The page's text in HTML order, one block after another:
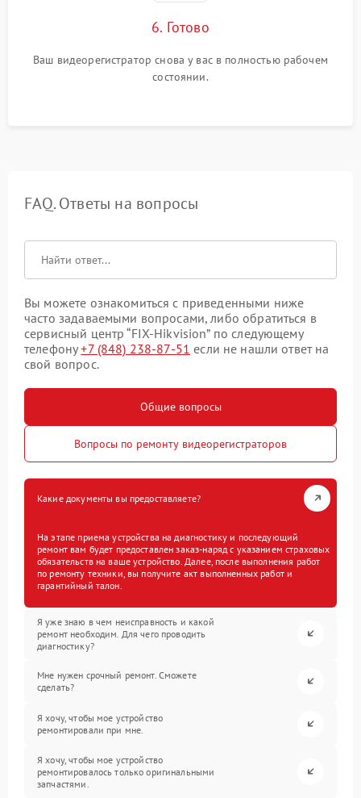
6. Готово
Ваш видеорегистратор снова у вас в полностью рабочем
состоянии.
FAQ. Ответы на вопросы
Вы можете ознакомиться с приведенными ниже
часто задаваемыми вопросами, либо обратиться в
сервисный центр “FIX-Hikvision” по следующему
телефону+7 (848) 238-87-51 если не нашли ответ на
свой вопрос.
Общие вопросы
Вопросы по ремонту видеорегистраторов
Какие документы вы предоставляете?
На этапе приема устройства на диагностику и последующий
ремонт вам будет предоставлен заказ-наряд с указанием страховых
обязательств на ваше устройство. Далее, после выполнения работ
по ремонту техники, вы получите акт выполненных работ и
гарантийный талон.
Я уже знаю в чем неисправность и какой
ремонт необходим. Для чего проводить
диагностику?
Мне нужен срочный ремонт. Сможете
сделать?
Я хочу, чтобы мое устройство
ремонтировали при мне.
Я хочу, чтобы мое устройство
ремонтировалось только оригинальными
запчастями.